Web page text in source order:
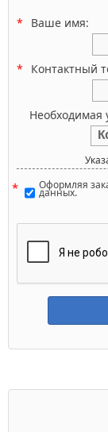
Ваше имя:
Контактный
Необходимая
Оформляя
данных.